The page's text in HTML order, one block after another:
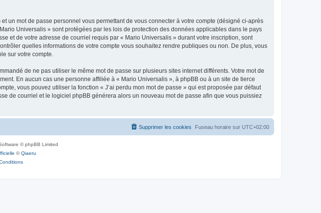
un mot de passe personnel vous permettant de vous connecter à votre compte (désigné ci-après
Universalis » sont protégées par les lois de protection des données applicables dans le pays
et de votre adresse de courriel requis par « Mario Universalis » durant votre inscription, sont
quelles informations de votre compte vous souhaitez rendre publiques ou non. De plus, vous
sur votre compte.
de ne pas utiliser le même mot de passe sur plusieurs sites internet différents. Votre mot de
En aucun cas une personne affiliée à « Mario Universalis », à phpBB ou à un site de tierce
vous pouvez utiliser la fonction « J’ai perdu mon mot de passe » qui est proposée par défaut
de courriel et le logiciel phpBB générera alors un nouveau mot de passe afin que vous puissiez
Fuseau horaire sur UTC+02:00
Supprimer les cookies
© phpBB Limited
©Qiaeru